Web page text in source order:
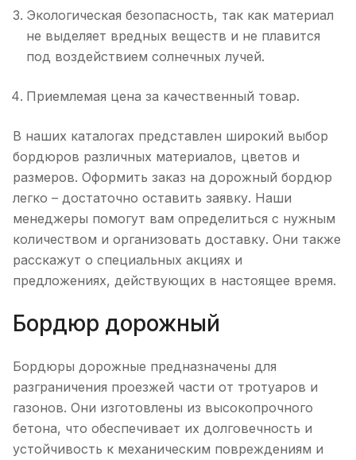
Экологическая безопасность, так как материал
не выделяет вредных веществ и не плавится
под воздействием солнечных лучей.
Приемлемая цена за качественный товар.
В наших каталогах представлен широкий выбор
бордюров различных материалов, цветов и
размеров. Оформить заказ на дорожный бордюр
легко – достаточно оставить заявку. Наши
менеджеры помогут вам определиться с нужным
количеством и организовать доставку. Они также
расскажут о специальных акциях и
предложениях, действующих в настоящее время.
Бордюр дорожный
Бордюры дорожные предназначены для
разграничения проезжей части от тротуаров и
газонов. Они изготовлены из высокопрочного
бетона, что обеспечивает их долговечность и
устойчивость к механическим повреждениям и